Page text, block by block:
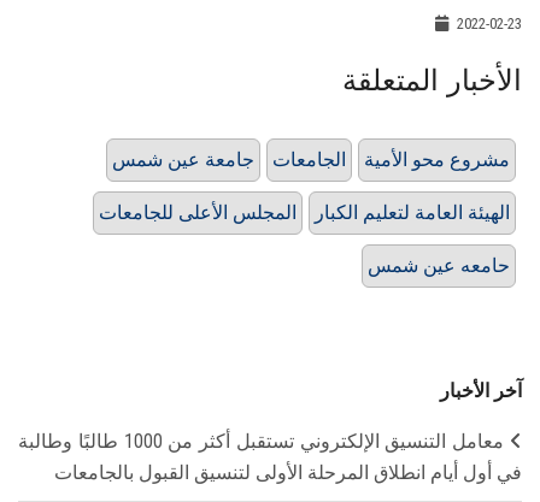
2022-02-23
الأخبار المتعلقة
جامعة عين شمس الجامعات مشروع محو الأمية
المجلس الأعلى للجامعات الهيئة العامة لتعليم الكبار
حامعه عين شمس
آخر الأخبار
معامل التنسيق الإلكتروني تستقبل أكثر من 1000 طالبًا وطالبة
في أول أيام انطلاق المرحلة الأولى لتنسيق القبول بالجامعات